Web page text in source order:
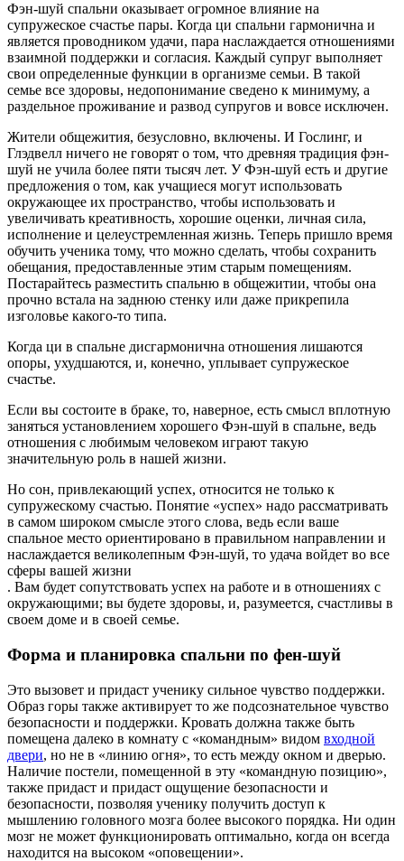
Фэн-шуй спальни оказывает огромное влияние на
супружеское счастье пары. Когда ци спальни гармонична и
является проводником удачи, пара наслаждается отношениями
взаимной поддержки и согласия. Каждый супруг выполняет
свои определенные функции в организме семьи. В такой
семье все здоровы, недопонимание сведено к минимуму, а
раздельное проживание и развод супругов и вовсе исключен.
Жители общежития, безусловно, включены. И Гослинг, и
Глэдвелл ничего не говорят о том, что древняя традиция фэн-
шуй не учила более пяти тысяч лет. У Фэн-шуй есть и другие
предложения о том, как учащиеся могут использовать
окружающее их пространство, чтобы использовать и
увеличивать креативность, хорошие оценки, личная сила,
исполнение и целеустремленная жизнь. Теперь пришло время
обучить ученика тому, что можно сделать, чтобы сохранить
обещания, предоставленные этим старым помещениям.
Постарайтесь разместить спальню в общежитии, чтобы она
прочно встала на заднюю стенку или даже прикрепила
изголовье какого-то типа.
Когда ци в спальне дисгармонична отношения лишаются
опоры, ухудшаются, и, конечно, уплывает супружеское
счастье.
Если вы состоите в браке, то, наверное, есть смысл вплотную
заняться установлением хорошего Фэн-шуй в спальне, ведь
отношения с любимым человеком играют такую
значительную роль в нашей жизни.
Но сон, привлекающий успех, относится не только к
супружескому счастью. Понятие «успех» надо рассматривать
в самом широком смысле этого слова, ведь если ваше
спальное место ориентировано в правильном направлении и
наслаждается великолепным Фэн-шуй, то удача войдет во все
сферы вашей жизни
. Вам будет сопутствовать успех на работе и в отношениях с
окружающими; вы будете здоровы, и, разумеется, счастливы в
своем доме и в своей семье.
Форма и планировка спальни по фен-шуй
Это вызовет и придаст ученику сильное чувство поддержки.
Образ горы также активирует то же подсознательное чувство
безопасности и поддержки. Кровать должна также быть
помещена далеко в комнату с «командным» видом входной
двери, но не в «линию огня», то есть между окном и дверью.
Наличие постели, помещенной в эту «командную позицию»,
также придаст и придаст ощущение безопасности и
безопасности, позволяя ученику получить доступ к
мышлению головного мозга более высокого порядка. Ни один
мозг не может функционировать оптимально, когда он всегда
находится на высоком «оповещении».